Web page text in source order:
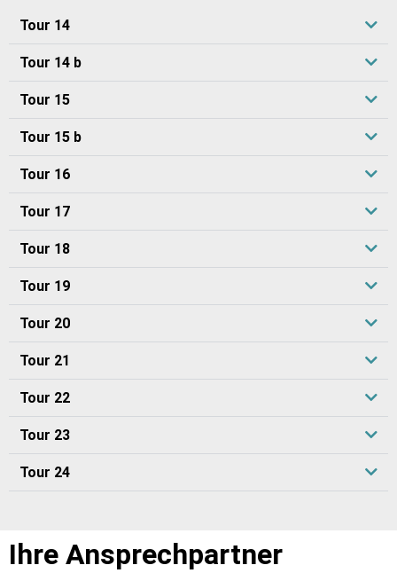
Tour 14
Tour 14 b
Tour 15
Tour 15 b
Tour 16
Tour 17
Tour 18
Tour 19
Tour 20
Tour 21
Tour 22
Tour 23
Tour 24
Ihre Ansprechpartner